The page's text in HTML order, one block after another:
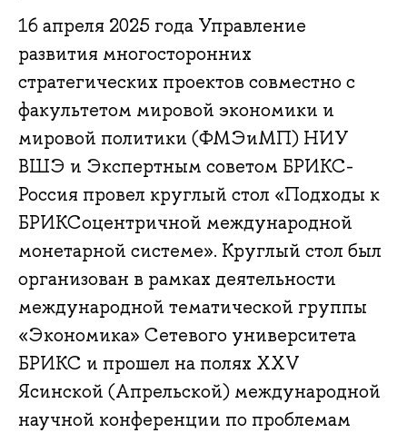
16 апреля 2025 года Управление
развития многосторонних
стратегических проектов совместно с
факультетом мировой экономики и
мировой политики (ФМЭиМП) НИУ
ВШЭ и Экспертным советом БРИКС-
Россия провел круглый стол «Подходы к
БРИКСоцентричной международной
монетарной системе». Круглый стол был
организован в рамках деятельности
международной тематической группы
«Экономика» Сетевого университета
БРИКС и прошел на полях XXV
Ясинской (Апрельской) международной
научной конференции по проблемам